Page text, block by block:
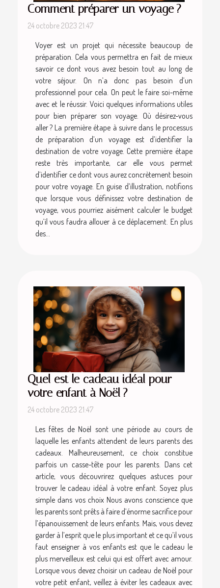
Comment préparer un voyage ?
24 octobre 2023 21:47
Voyer est un projet qui nécessite beaucoup de
préparation. Cela vous permettra en fait de mieux
savoir ce dont vous avez besoin tout au long de
votre séjour. On n’a donc pas besoin d’un
professionnel pour cela. On peut le faire soi-même
avec et le réussir. Voici quelques informations utiles
pour bien préparer son voyage. Où désirez-vous
aller ? La première étape à suivre dans le processus
de préparation d’un voyage est d’identifier la
destination de votre voyage. Cette première étape
reste très importante, car elle vous permet
d’identifier ce dont vous aurez concrètement besoin
pour votre voyage. En guise d’illustration, notifions
que lorsque vous définissez votre destination de
voyage, vous pourriez aisément calculer le budget
qu’il vous faudra allouer à ce déplacement. En plus
des...
Quel est le cadeau idéal pour
votre enfant à Noël ?
24 octobre 2023 21:47
Les fêtes de Noël sont une période au cours de
laquelle les enfants attendent de leurs parents des
cadeaux. Malheureusement, ce choix constitue
parfois un casse-tête pour les parents. Dans cet
article, vous découvrirez quelques astuces pour
trouver le cadeau idéal à votre enfant. Soyez plus
simple dans vos choix Nous avons conscience que
les parents sont prêts à faire d’énorme sacrifice pour
l’épanouissement de leurs enfants. Mais, vous devez
garder à l’esprit que le plus important et ce qu’il vous
faut enseigner à vos enfants est que le cadeau le
plus merveilleux est celui qui est offert avec amour.
Lorsque vous devez choisir un cadeau de Noël pour
votre petit enfant, veillez à éviter les cadeaux avec